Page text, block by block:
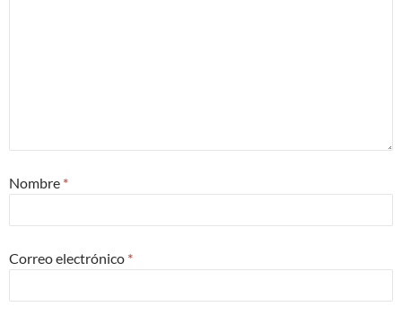
Nombre *
Correo electrónico *